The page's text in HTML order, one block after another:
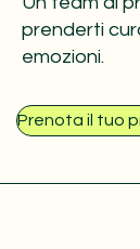
prenderti
emozioni.
Prenota il tuo